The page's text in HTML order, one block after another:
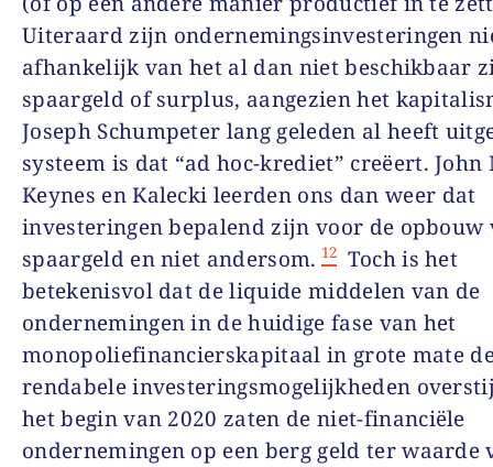
Uiteraard zijn ondernemingsinvesteringen
afhankelijk van het al dan niet beschikbaar
spaargeld of surplus, aangezien het
Joseph Schumpeter lang geleden al heeft
systeem is dat “ad hoc-krediet” creëert.John
Keynes enKalecki leerden ons dan weer dat
investeringen bepalend zijn voor de opbouw
spaargeld en niet andersom. 12 Tochis het
betekenisvol dat de liquide middelen van de
ondernemingen in de huidige fase van het
monopoliefinancierskapitaal in grote mate
rendabele investeringsmogelijkheden
het begin van 2020 zaten de niet-financiële
ondernemingen op een berg geld ter waarde